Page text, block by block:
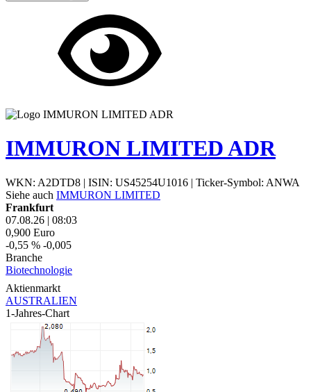
IMMURON LIMITED ADR
WKN: A2DTD8 | ISIN: US45254U1016 | Ticker-Symbol: ANWA
Siehe auch IMMURON LIMITED
Frankfurt
07.08.26 | 08:03
0,900 Euro
-0,55 % -0,005
Branche
Biotechnologie
Aktienmarkt
AUSTRALIEN
1-Jahres-Chart